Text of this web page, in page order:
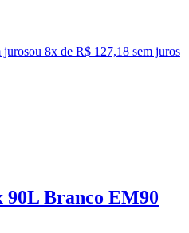
jurosou 8x de R$ 127,18 sem juros
Branco EM90